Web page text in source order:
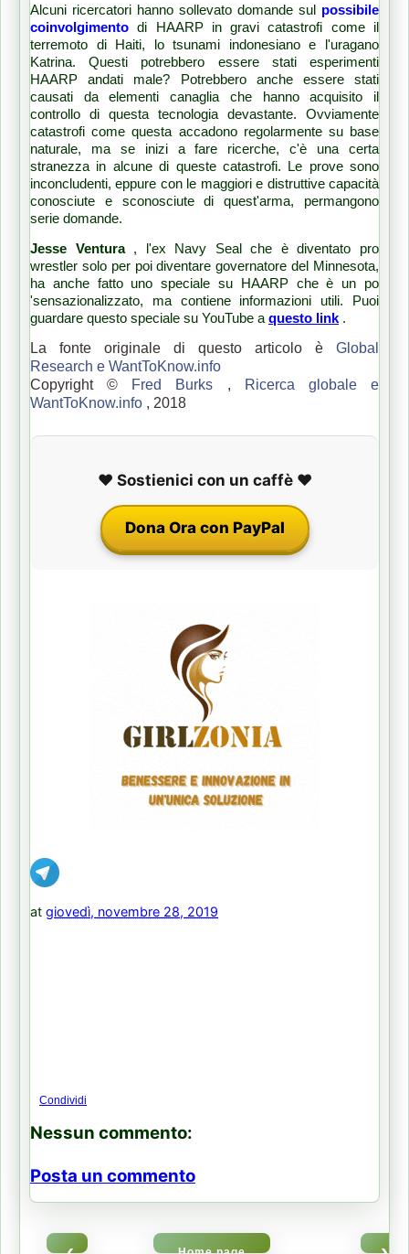
Alcuni ricercatori hanno sollevato domande sul possibile
coinvolgimento di HAARP in gravi catastrofi come il
terremoto di Haiti, lo tsunami indonesiano e l'uragano
Katrina.Questi potrebbero essere stati esperimenti
HAARP andati male? Potrebbero anche essere stati
causati da elementi canaglia che hanno acquisito il
controllo di questa tecnologia devastante. Ovviamente
catastrofi come questa accadono regolarmente su base
naturale, ma se inizi a fare ricerche, c'è una certa
stranezza in alcune di queste catastrofi. Le prove sono
inconcludenti, eppure con le maggiori e distruttive capacità
conosciute e sconosciute di quest'arma, permangono
serie domande.
Jesse Ventura, l'ex Navy Seal che è diventato pro
wrestler solo per poi diventare governatore del Minnesota,
ha anche fatto uno speciale su HAARP che è un po
'sensazionalizzato, ma contiene informazioni utili. Puoi
guardare questo speciale su YouTube a questo link .
La fonte originale di questo articolo è Global
Research e WantToKnow.info
Copyright ©
Fred Burks ,
Ricerca globale e
WantToKnow.info , 2018
❤️ Sostienici con un caffè ❤️
Dona Ora con PayPal
at giovedì, novembre 28, 2019
Condividi
Nessun commento:
Posta un commento